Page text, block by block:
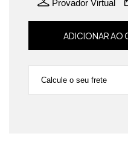
Provador Virtual
Calcule o seu frete